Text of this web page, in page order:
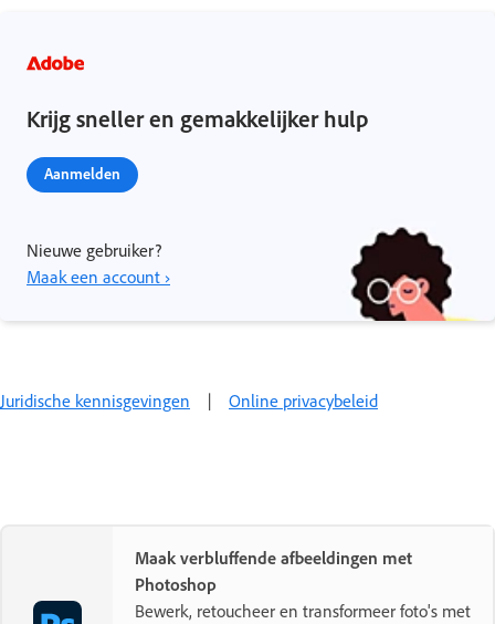
Krijg sneller en gemakkelijker hulp
Aanmelden
Nieuwe gebruiker?
Maak een account ›
Juridische kennisgevingen | Online privacybeleid
Maak verbluffende afbeeldingen met
Photoshop
Bewerk, retoucheer en transformeer foto's met